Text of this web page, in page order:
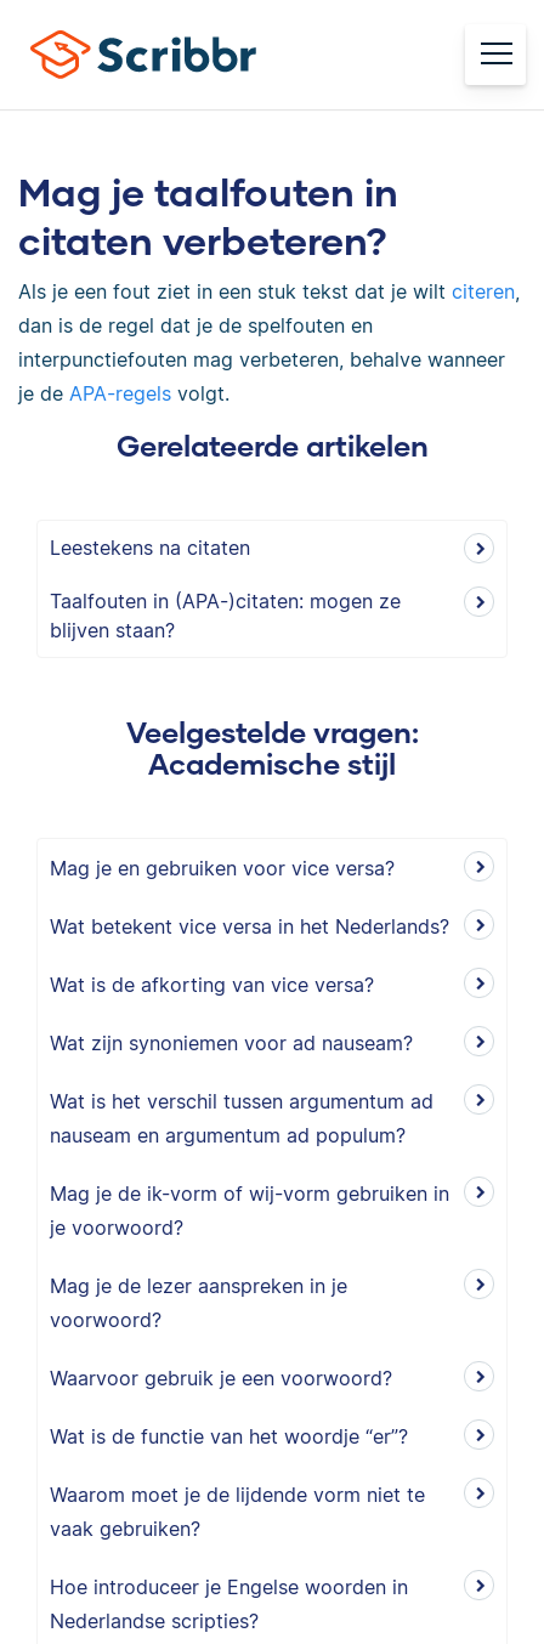
Mag je taalfouten in
citaten verbeteren?
Als je een fout ziet in een stuk tekst dat je wilt citeren,
dan is de regel dat je de spelfouten en
interpunctiefouten mag verbeteren, behalve wanneer
je de APA-regels volgt.
Gerelateerde artikelen
Leestekens na citaten
Taalfouten in (APA-)citaten: mogen ze
blijven staan?
Veelgestelde vragen:
Academische stijl
Mag je en gebruiken voor vice versa?
Wat betekent vice versa in het Nederlands?
Wat is de afkorting van vice versa?
Wat zijn synoniemen voor ad nauseam?
Wat is het verschil tussen argumentum ad
nauseam en argumentum ad populum?
Mag je de ik-vorm of wij-vorm gebruiken in
je voorwoord?
Mag je de lezer aanspreken in je
voorwoord?
Waarvoor gebruik je een voorwoord?
Wat is de functie van het woordje “er”?
Waarom moet je de lijdende vorm niet te
vaak gebruiken?
Hoe introduceer je Engelse woorden in
Nederlandse scripties?